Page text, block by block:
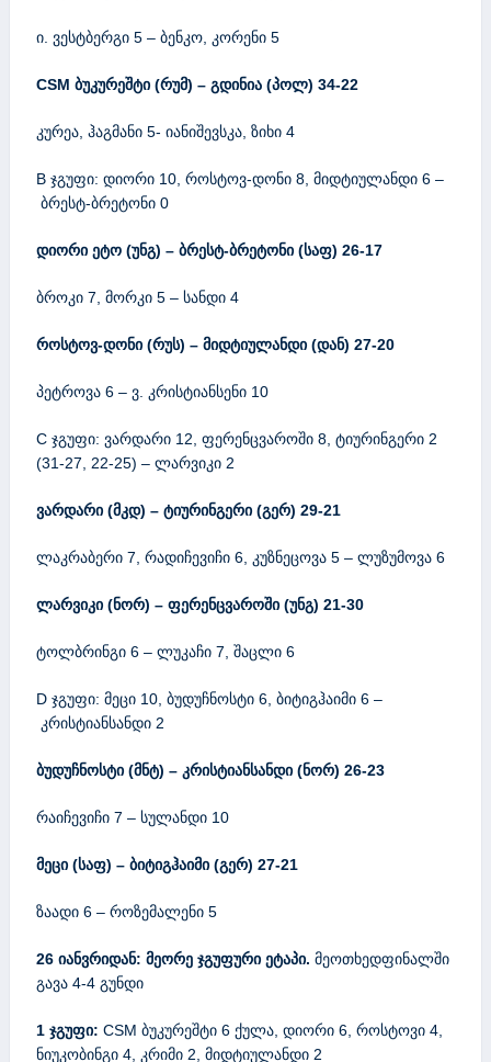
ი. ვესტბერგი 5 – ბენკო, კორენი 5
CSM ბუკურეშტი (რუმ) – გდინია (პოლ) 34-22
კურეა, ჰაგმანი 5- იანიშევსკა, ზიხი 4
B ჯგუფი: დიორი 10, როსტოვ-დონი 8, მიდტიულანდი 6 –
ბრესტ-ბრეტონი 0
დიორი ეტო (უნგ) – ბრესტ-ბრეტონი (საფ) 26-17
ბროკი 7, მორკი 5 – სანდი 4
როსტოვ-დონი (რუს) – მიდტიულანდი (დან) 27-20
პეტროვა 6 – ვ. კრისტიანსენი 10
C ჯგუფი: ვარდარი 12, ფერენცვაროში 8, ტიურინგერი 2
(31-27, 22-25) – ლარვიკი 2
ვარდარი (მკდ) – ტიურინგერი (გერ) 29-21
ლაკრაბერი 7, რადიჩევიჩი 6, კუზნეცოვა 5 – ლუზუმოვა 6
ლარვიკი (ნორ) – ფერენცვაროში (უნგ) 21-30
ტოლბრინგი 6 – ლუკაჩი 7, შაცლი 6
D ჯგუფი: მეცი 10, ბუდუჩნოსტი 6, ბიტიგჰაიმი 6 –
კრისტიანსანდი 2
ბუდუჩნოსტი (მნტ) – კრისტიანსანდი (ნორ) 26-23
რაიჩევიჩი 7 – სულანდი 10
მეცი (საფ) – ბიტიგჰაიმი (გერ) 27-21
ზაადი 6 – როზემალენი 5
26 იანვრიდან: მეორე ჯგუფური ეტაპი. მეოთხედფინალში
გავა 4-4 გუნდი
1 ჯგუფი: CSM ბუკურეშტი 6 ქულა, დიორი 6, როსტოვი 4,
ნიუკობინგი 4, კრიმი 2, მიდტიულანდი 2